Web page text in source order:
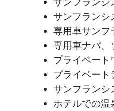
サンフランシ
サンフランシ
専用車サンフ
専用車ナパ、
プライベート
プライベート
サンフランシ
ホテルでの